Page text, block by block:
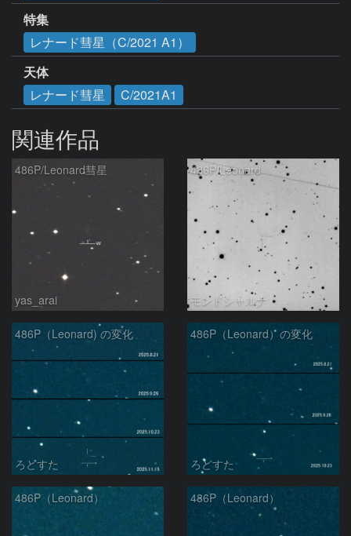
特集
レナード彗星（C/2021 A1）
天体
レナード彗星
C/2021A1
関連作品
486P/Leonard彗星
yas_arai
486P/Leonard
モンドシャルナ
486P（Leonard) の変化
ろどすた
486P（Leonard）の変化
ろどすた
486P（Leonard） 486P（Leonard）